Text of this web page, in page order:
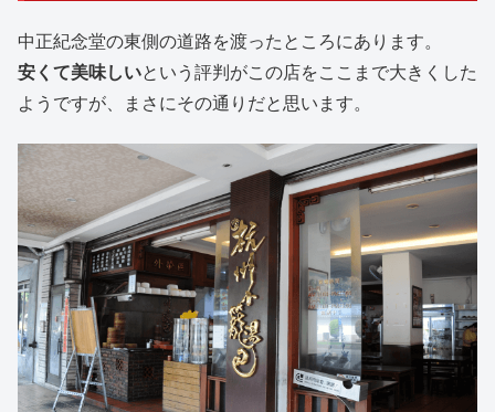
中正紀念堂の東側の道路を渡ったところにあります。
安くて美味しいという評判がこの店をここまで大きくした
ようですが、まさにその通りだと思います。